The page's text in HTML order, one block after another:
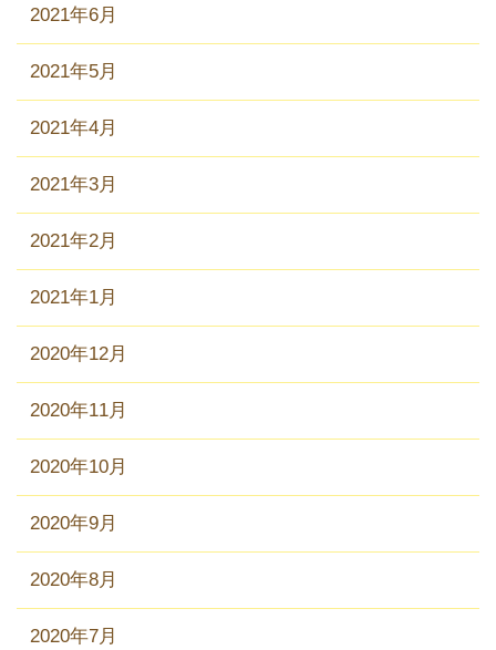
2021年6月
2021年5月
2021年4月
2021年3月
2021年2月
2021年1月
2020年12月
2020年11月
2020年10月
2020年9月
2020年8月
2020年7月